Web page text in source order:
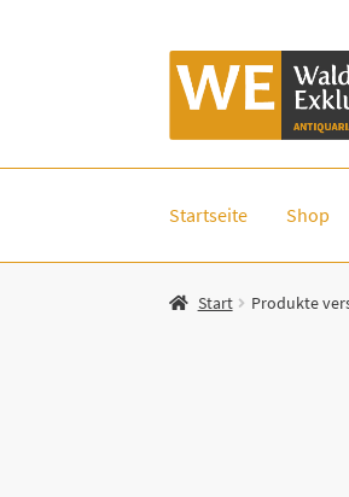
Zur
Navigation
Zum
Inhalt
Startseite Shop
Start Produkte